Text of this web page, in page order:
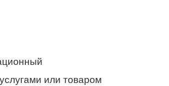
или товаром